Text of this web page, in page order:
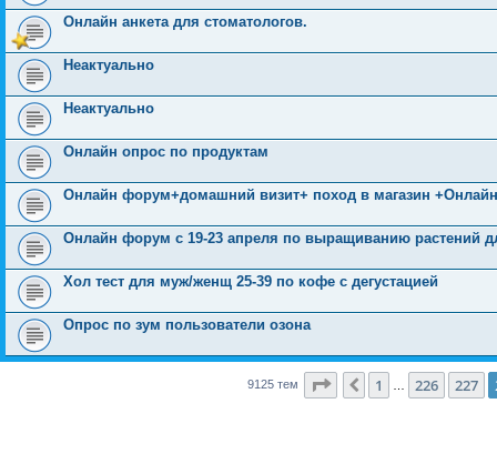
Онлайн анкета для стоматологов.
Неактуально
Неактуально
Онлайн опрос по продуктам
Онлайн форум+домашний визит+ поход в магазин
Онлайн форум с 19-23 апреля по выращиванию растений
Хол тест для муж/женщ 25-39 по кофе с дегустацией
Опрос по зум пользователи озона
9125 тем Страница 228из 365
Пред.
1 226 227